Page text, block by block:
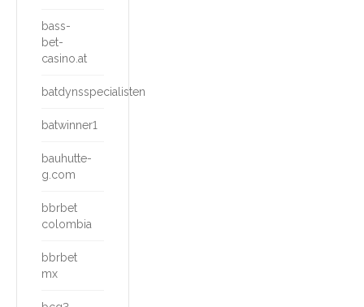
bass-
bet-
casino.at
batdynsspecialisten
batwinner1
bauhutte-
g.com
bbrbet
colombia
bbrbet
mx